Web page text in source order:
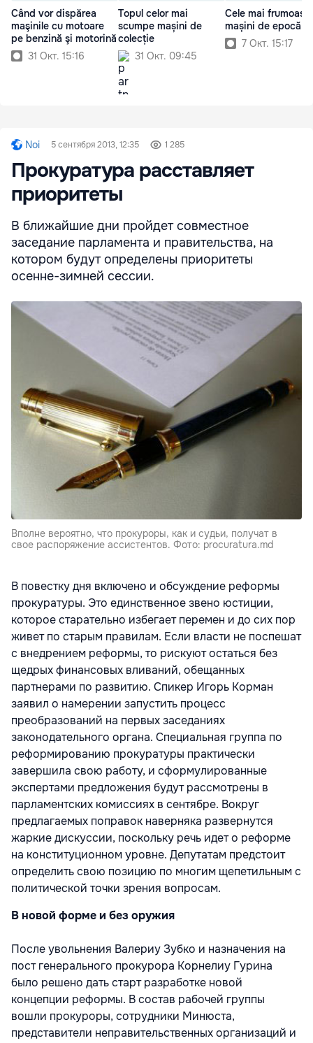
Când vor dispărea
maşinile cu motoare
pe benzină şi motorină
31 Окт. 15:16
Topul celor mai
scumpe mașini de
colecție
31 Окт. 09:45
Cele mai frumoase
mașini de epocă
7 Окт. 15:17
Noi 5 сентября 2013, 12:35 1 285
Прокуратура расставляет
приоритеты
В ближайшие дни пройдет совместное
заседание парламента и правительства, на
котором будут определены приоритеты
осенне-зимней сессии.
Вполне вероятно, что прокуроры, как и судьи, получат в
свое распоряжение ассистентов. Фото: procuratura.md
В повестку дня включено и обсуждение реформы
прокуратуры. Это единственное звено юстиции,
которое старательно избегает перемен и до сих пор
живет по старым правилам. Если власти не поспешат
с внедрением реформы, то рискуют остаться без
щедрых финансовых вливаний, обещанных
партнерами по развитию. Спикер Игорь Корман
заявил о намерении запустить процесс
преобразований на первых заседаниях
законодательного органа. Специальная группа по
реформированию прокуратуры практически
завершила свою работу, и сформулированные
экспертами предложения будут рассмотрены в
парламентских комиссиях в сентябре. Вокруг
предлагаемых поправок наверняка развернутся
жаркие дискуссии, поскольку речь идет о реформе
на конституционном уровне. Депутатам предстоит
определить свою позицию по многим щепетильным с
политической точки зрения вопросам.
В новой форме и без оружия
После увольнения Валериу Зубко и назначения на
пост генерального прокурора Корнелиу Гурина
было решено дать старт разработке новой
концепции реформы. В состав рабочей группы
вошли прокуроры, сотрудники Минюста,
представители неправительственных организаций и